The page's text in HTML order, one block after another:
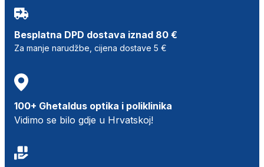
Besplatna DPD dostava iznad 80 €
Za manje narudžbe, cijena dostave 5 €
100+ Ghetaldus optika i poliklinika
Vidimo se bilo gdje u Hrvatskoj!